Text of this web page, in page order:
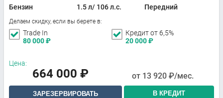
Бензин
1.5 л/ 106 л.с.
Передний
Делаем скидку, если вы берете в:
Trade In
80 000₽
Кредит от 6,5%
20 000₽
Цена:
664 000 ₽ от 13 920 ₽/мес.
ЗАРЕЗЕРВИРОВАТЬ В КРЕДИТ